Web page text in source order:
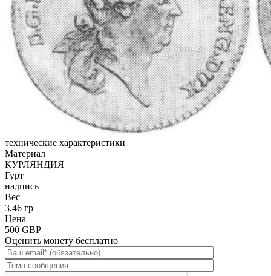
технические характеристики
Материал
КУРЛЯНДИЯ
Гурт
надпись
Вес
3,46 гр
Цена
500 GBP
Оценить монету бесплатно